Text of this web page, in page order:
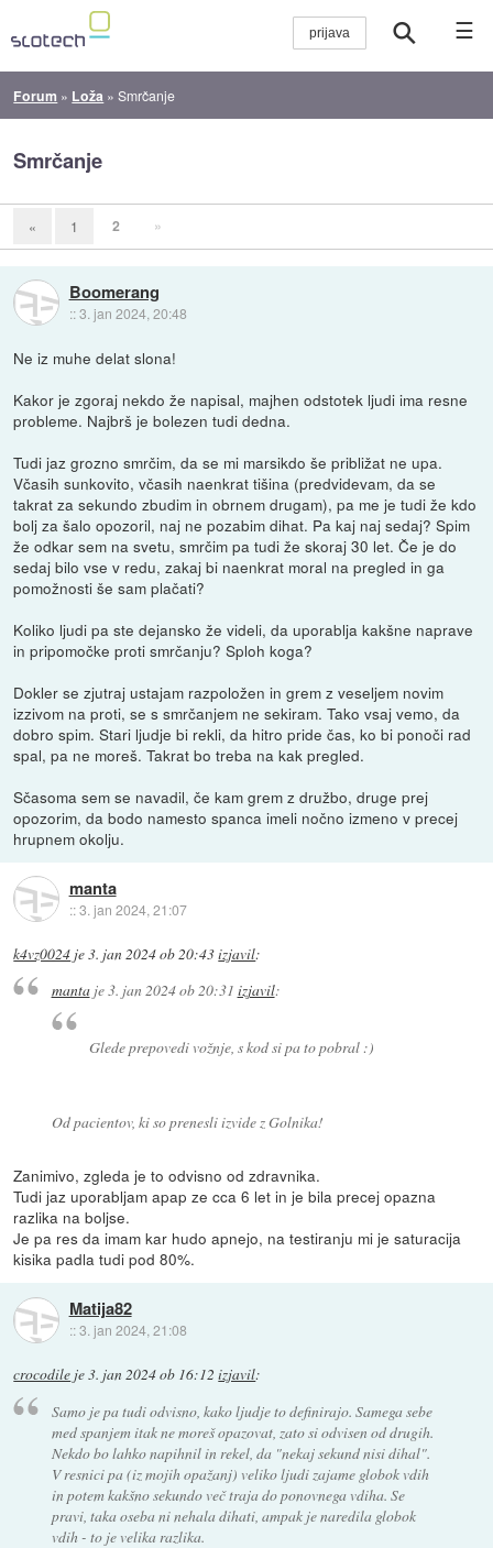
☰
Forum » Loža »Smrčanje
Smrčanje
« 1 2 »
Boomerang
::3. jan 2024, 20:48
Ne iz muhe delat slona!
Kakor je zgoraj nekdo že napisal, majhen odstotek ljudi ima resne
probleme. Najbrš je bolezen tudi dedna.
Tudi jaz grozno smrčim, da se mi marsikdo še približat ne upa.
Včasih sunkovito, včasih naenkrat tišina (predvidevam, da se
takrat za sekundo zbudim in obrnem drugam), pa me je tudi že kdo
bolj za šalo opozoril, naj ne pozabim dihat. Pa kaj naj sedaj? Spim
že odkar sem na svetu, smrčim pa tudi že skoraj 30 let. Če je do
sedaj bilo vse v redu, zakaj bi naenkrat moral na pregled in ga
pomožnosti še sam plačati?
Koliko ljudi pa ste dejansko že videli, da uporablja kakšne naprave
in pripomočke proti smrčanju? Sploh koga?
Dokler se zjutraj ustajam razpoložen in grem z veseljem novim
izzivom na proti, se s smrčanjem ne sekiram. Tako vsaj vemo, da
dobro spim. Stari ljudje bi rekli, da hitro pride čas, ko bi ponoči rad
spal, pa ne moreš. Takrat bo treba na kak pregled.
Sčasoma sem se navadil, če kam grem z družbo, druge prej
opozorim, da bodo namesto spanca imeli nočno izmeno v precej
hrupnem okolju.
manta
::3. jan 2024, 21:07
k4vz0024 je3. jan 2024 ob 20:43izjavil:
mantaje3. jan 2024 ob 20:31 izjavil:
Glede prepovedi vožnje, s kod si pa to pobral :)
Od pacientov, ki so prenesli izvide z Golnika!
Zanimivo, zgleda je to odvisno od zdravnika.
Tudi jaz uporabljam apap ze cca 6 let in je bila precej opazna
razlika na boljse.
Je pa res da imam kar hudo apnejo, na testiranju mi je saturacija
kisika padla tudi pod 80%.
Matija82
::3. jan 2024, 21:08
crocodile je3. jan 2024 ob 16:12 izjavil:
Samo je pa tudi odvisno, kako ljudje to definirajo. Samega sebe
med spanjem itak ne moreš opazovat, zato si odvisen od drugih.
Nekdo bo lahko napihnil in rekel, da "nekaj sekund nisi dihal".
V resnici pa (iz mojih opažanj) veliko ljudi zajame globok vdih
in potem kakšno sekundo več traja do ponovnega vdiha. Se
pravi, taka oseba ni nehala dihati, ampak je naredila globok
vdih - to je velika razlika.